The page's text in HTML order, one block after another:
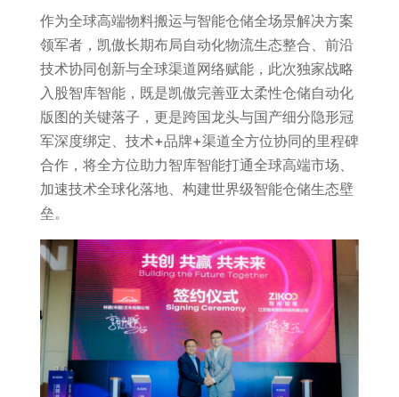
作为全球高端物料搬运与智能仓储全场景解决方案
领军者，凯傲长期布局自动化物流生态整合、前沿
技术协同创新与全球渠道网络赋能，此次独家战略
入股智库智能，既是凯傲完善亚太柔性仓储自动化
版图的关键落子，更是跨国龙头与国产细分隐形冠
军深度绑定、技术+品牌+渠道全方位协同的里程碑
合作，将全方位助力智库智能打通全球高端市场、
加速技术全球化落地、构建世界级智能仓储生态壁
垒。